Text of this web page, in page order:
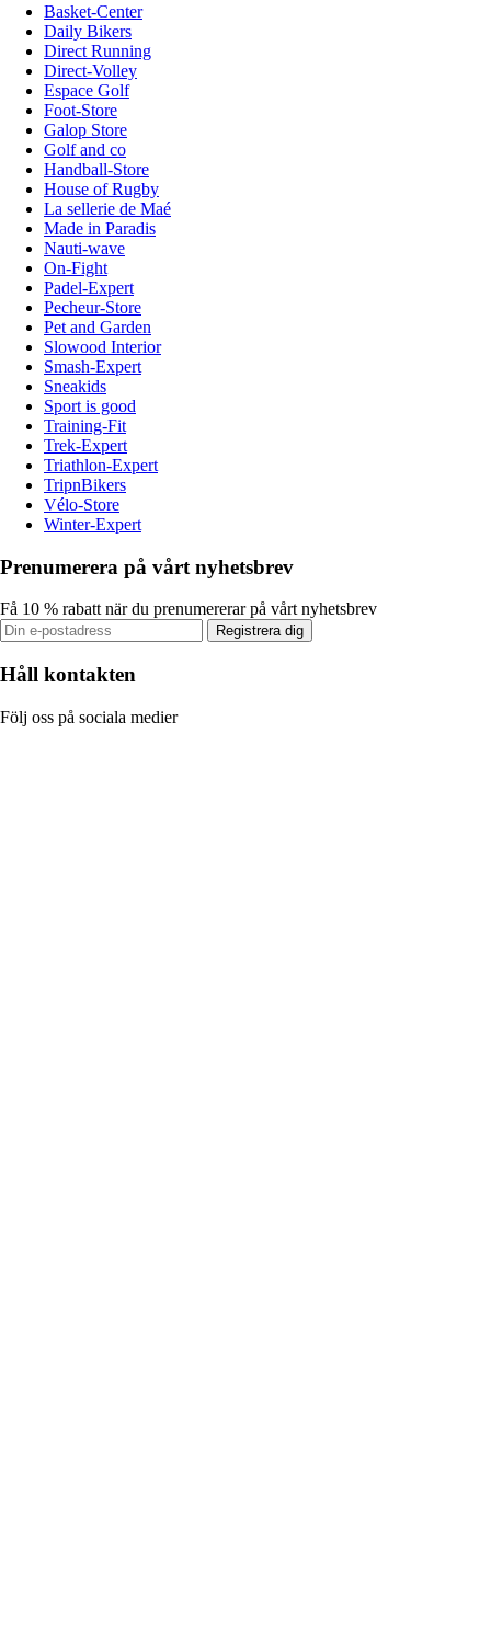
Basket-Center
Daily Bikers
Direct Running
Direct-Volley
Espace Golf
Foot-Store
Galop Store
Golf and co
Handball-Store
House of Rugby
La sellerie de Maé
Made in Paradis
Nauti-wave
On-Fight
Padel-Expert
Pecheur-Store
Pet and Garden
Slowood Interior
Smash-Expert
Sneakids
Sport is good
Training-Fit
Trek-Expert
Triathlon-Expert
TripnBikers
Vélo-Store
Winter-Expert
Prenumerera på vårt nyhetsbrev
Få 10 % rabatt när du prenumererar på vårt nyhetsbrev
Registrera dig
Håll kontakten
Följ oss på sociala medier